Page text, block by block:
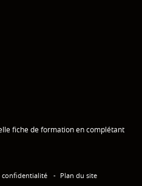
fiche de formation en complétant
confidentialité
Plan du site